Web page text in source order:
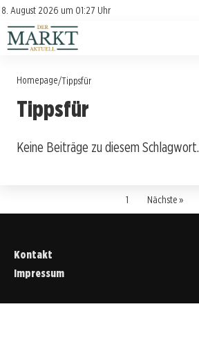
8. August 2026 um 01:27 Uhr
Kontakt
Impressum
Investition
Verbraucherschutz
Homepage/Tippsfür
Tippsfür
Keine Beiträge zu diesem Schlagwort.
1 Nächste »
Kontakt
Impressum